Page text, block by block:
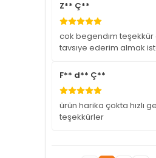
Z** Ç**
cok begendım
tavsıye ederim almak
F** d** Ç**
ürün harika çokta hızlı
teşekkürler